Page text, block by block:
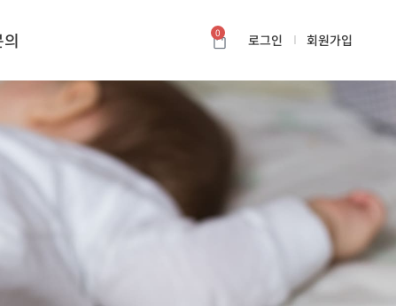
0
카트 로그인 회원가입